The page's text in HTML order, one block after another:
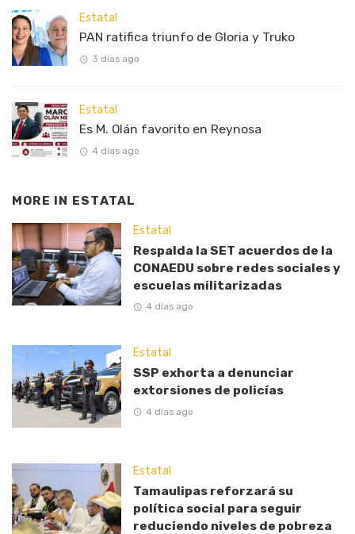
Estatal
PAN ratifica triunfo de Gloria y Truko
3 días ago
Estatal
Es M. Olán favorito en Reynosa
4 días ago
MORE IN ESTATAL
Estatal
Respalda la SET acuerdos de la
CONAEDU sobre redes sociales y
escuelas militarizadas
4 días ago
Estatal
SSP exhorta a denunciar
extorsiones de policías
4 días ago
Estatal
Tamaulipas reforzará su
política social para seguir
reduciendo niveles de pobreza